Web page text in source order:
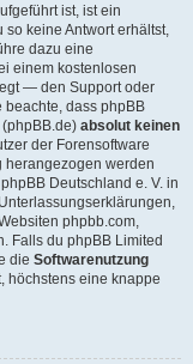
ist, ist ein
keine Antwort erhältst,
dazu eine
einem kostenlosen
— den Support oder
beachte, dass phpBB
absolut keinen
der Forensoftware
herangezogen werden
Deutschland e. V. in
phpbb.com,
Falls du phpBB Limited
die Softwarenutzung
höchstens eine knappe